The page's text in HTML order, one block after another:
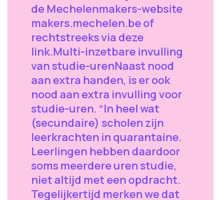
de Mechelenmakers-website
makers.mechelen.be of
rechtstreeks via deze
link.Multi-inzetbare invulling
van studie-urenNaast nood
aan extra handen, is er ook
nood aan extra invulling voor
studie-uren. “In heel wat
(secundaire) scholen zijn
leerkrachten in quarantaine.
Leerlingen hebben daardoor
soms meerdere uren studie,
niet altijd met een opdracht.
Tegelijkertijd merken we dat